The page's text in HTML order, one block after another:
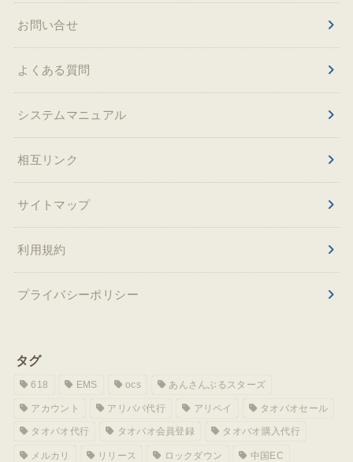
お問い合せ
よくある質問
システムマニュアル
相互リンク
サイトマップ
利用規約
プライバシーポリシー
タグ
618 EMS ocs あんさんぶるスターズ
アカウント アリババ代行 アリペイ タオバオセール
タオバオ代行 タオバオ会員登録 タオバオ購入代行
メルカリ リリース ロックダウン 中国EC